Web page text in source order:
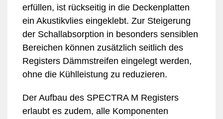
erfüllen, ist rückseitig in die Deckenplatten
ein Akustikvlies eingeklebt. Zur Steigerung
der Schallabsorption in besonders sensiblen
Bereichen können zusätzlich seitlich des
Registers Dämmstreifen eingelegt werden,
ohne die Kühlleistung zu reduzieren.
Der Aufbau des SPECTRA M Registers
erlaubt es zudem, alle Komponenten